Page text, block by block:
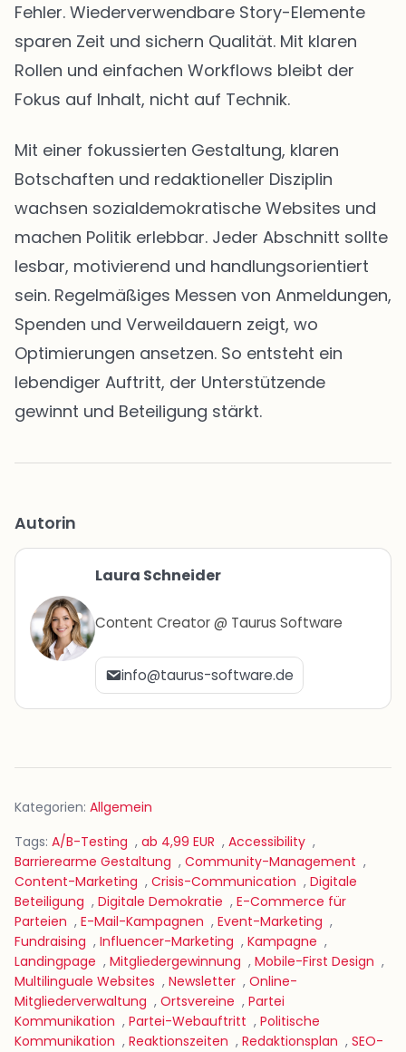
Fehler. Wiederverwendbare Story-Elemente
sparen Zeit und sichern Qualität. Mit klaren
Rollen und einfachen Workflows bleibt der
Fokus auf Inhalt, nicht auf Technik.
Mit einer fokussierten Gestaltung, klaren
Botschaften und redaktioneller Disziplin
wachsen sozialdemokratische Websites und
machen Politik erlebbar. Jeder Abschnitt sollte
lesbar, motivierend und handlungsorientiert
sein. Regelmäßiges Messen von Anmeldungen,
Spenden und Verweildauern zeigt, wo
Optimierungen ansetzen. So entsteht ein
lebendiger Auftritt, der Unterstützende
gewinnt und Beteiligung stärkt.
Autorin
Laura Schneider
Content Creator @ Taurus Software
info@taurus-software.de
Kategorien: Allgemein
Tags: A/B-Testing , ab 4,99 EUR , Accessibility ,
Barrierearme Gestaltung , Community-Management ,
Content-Marketing , Crisis-Communication , Digitale
Beteiligung , Digitale Demokratie , E-Commerce für
Parteien , E-Mail-Kampagnen , Event-Marketing ,
Fundraising , Influencer-Marketing , Kampagne ,
Landingpage , Mitgliedergewinnung , Mobile-First Design ,
Multilinguale Websites , Newsletter , Online-
Mitgliederverwaltung , Ortsvereine , Partei
Kommunikation , Partei-Webauftritt , Politische
Kommunikation , Reaktionszeiten , Redaktionsplan , SEO-